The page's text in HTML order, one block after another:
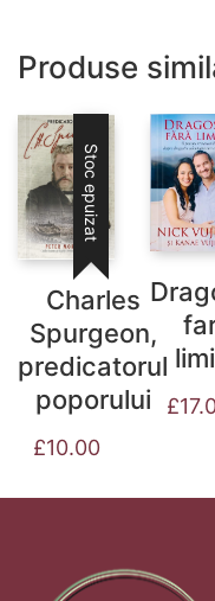
Produse
Stoc epuizat
Charles
Spurgeon,
predicatorul
poporului
£10.00
£